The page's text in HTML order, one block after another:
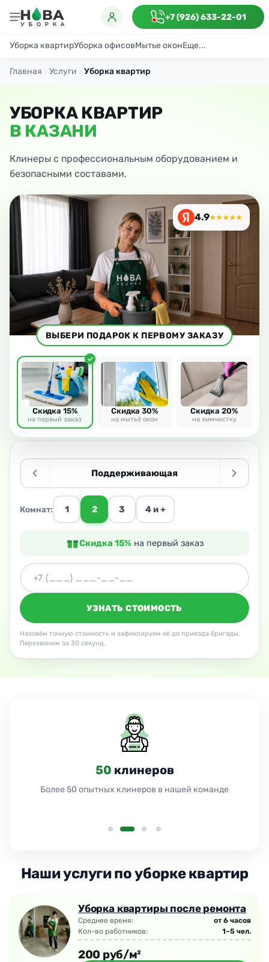
+7 (926) 633-22-01
Уборка квартирУборка офисовМытье оконЕще...
ГенеральнаяПоддерживающаяПосле ремонта
Главная Услуги Уборка квартир
УБОРКА КВАРТИР
В КАЗАНИ
Клинеры с профессиональным оборудованием и
безопасными составами.
Поддерживающая
Комнат: 1 2 3 4 и +
Скидка 15%на первый заказ
УЗНАТЬ СТОИМОСТЬ
Назовём точную стоимость и зафиксируем её до приезда бригады.
Перезвоним за 30 секунд.
4.9★★★★★
ВЫБЕРИ ПОДАРОК К ПЕРВОМУ ЗАКАЗУ
Скидка 15%
на первый заказ
Скидка 30%
на мытьё окон
Скидка 20%
на химчистку
24часа
Работаем 24 часа без выходных и праздников
Наши услуги по уборке квартир
Уборка квартиры после ремонта
Среднее время:
от 6 часов
Кол-во работников:
1–5 чел.
200 руб/м²